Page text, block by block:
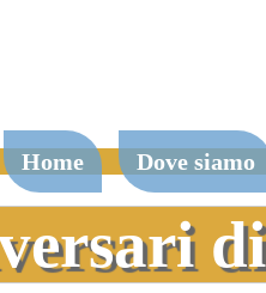
Home Dove siamo